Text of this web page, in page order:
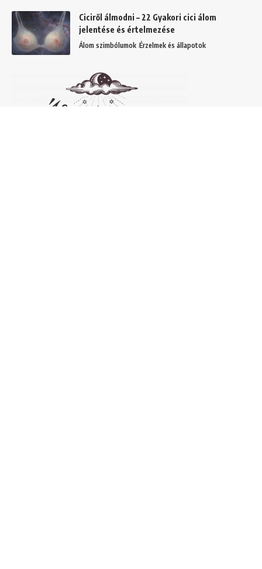
Ciciről álmodni – 22 Gyakori cici álom
jelentése és értelmezése
Álom szimbólumok Érzelmek és állapotok